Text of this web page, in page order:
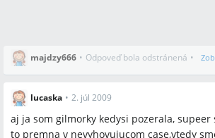
majdzy666 • Odpoveď bola odstránená •
lucaska • 2. júl 2009
aj ja som gilmorky kedysi pozerala,
to premna v nevyhovujucom case,vtedy